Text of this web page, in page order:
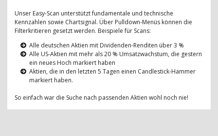
Unser Easy-Scan unterstützt fundamentale und technische
Kennzahlen sowie Chartsignal. Über Pulldown-Menüs können die
Filterkritieren gesetzt werden. Beispiele für Scans:
Alle deutschen Aktien mit Dividenden-Renditen über 3 %
Alle US-Aktien mit mehr als 20 % Umsatzwachstum, die gestern
ein neues Hoch markiert haben
Aktien, die in den letzten 5 Tagen einen Candlestick-Hammer
markiert haben.
So einfach war die Suche nach passenden Aktien wohl noch nie!